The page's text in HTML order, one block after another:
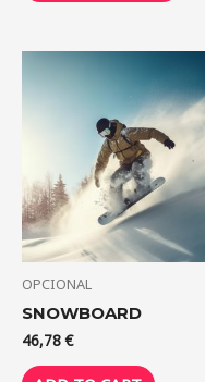
OPCIONAL
SNOWBOARD
46,78€